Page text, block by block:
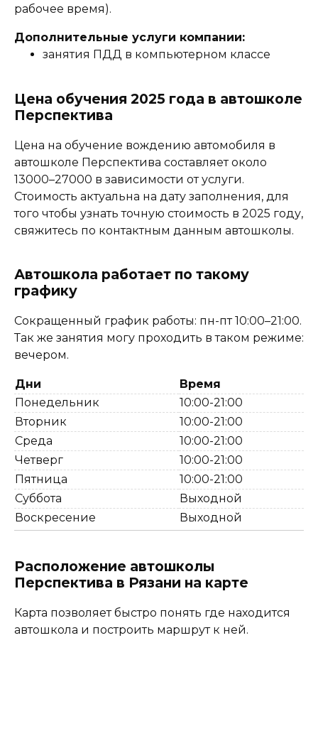
рабочее время).
Дополнительные услуги компании:
занятия ПДД в компьютерном классе
Цена обучения 2025 года в автошколе
Перспектива
Цена на обучение вождению автомобиля в
автошколе Перспектива составляет около
13000–27000 в зависимости от услуги.
Стоимость актуальна на дату заполнения, для
того чтобы узнать точную стоимость в 2025 году,
свяжитесь по контактным данным автошколы.
Автошкола работает по такому
графику
Сокращенный график работы: пн-пт 10:00–21:00.
Так же занятия могу проходить в таком режиме:
вечером.
Дни
Время
Понедельник
10:00-21:00
Вторник
10:00-21:00
Среда
10:00-21:00
Четверг
10:00-21:00
Пятница
10:00-21:00
Суббота
Выходной
Воскресение
Выходной
Расположение автошколы
Перспектива в Рязани на карте
Карта позволяет быстро понять где находится
автошкола и построить маршрут к ней.